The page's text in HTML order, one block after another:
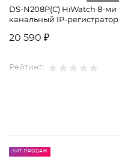
DS-N208P(C) HiWatch 8-ми
канальный IP-регистратор
20 590 ₽
Рейтинг:
ХИТ ПРОДАЖ